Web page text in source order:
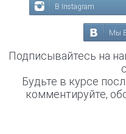
В Instagram
Мы
Подписывайтесь на
Будьте в курсе
комментируйте,